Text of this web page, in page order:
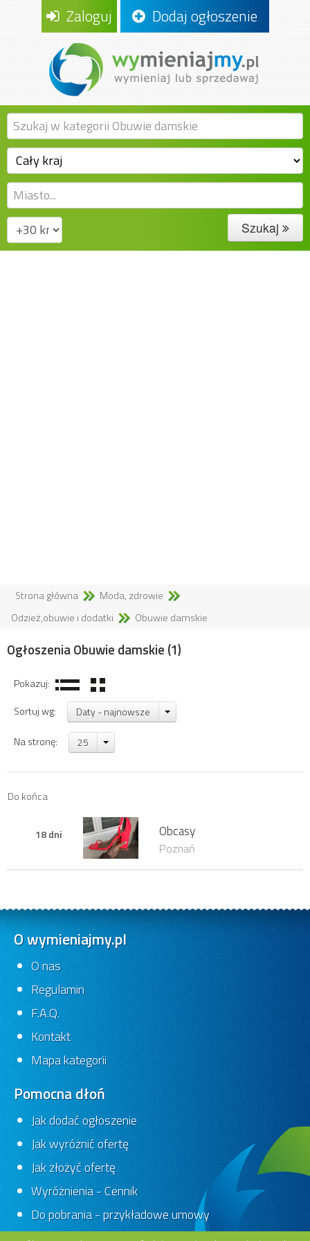
Zaloguj Dodaj ogłoszenie
Szukaj
Strona główna
Moda, zdrowie
Odzież,obuwie i dodatki
Obuwie damskie
Ogłoszenia Obuwie damskie (1)
Pokazuj:
Sortuj wg:
Daty - najnowsze
Na stronę: 25
Do końca
18 dni Obcasy
Poznań
O wymieniajmy.pl
O nas
Regulamin
F.A.Q.
Kontakt
Mapa kategorii
Pomocna dłoń
Jak dodać ogłoszenie
Jak wyróżnić ofertę
Jak złożyć ofertę
Wyróżnienia - Cennik
Do pobrania - przykładowe umowy